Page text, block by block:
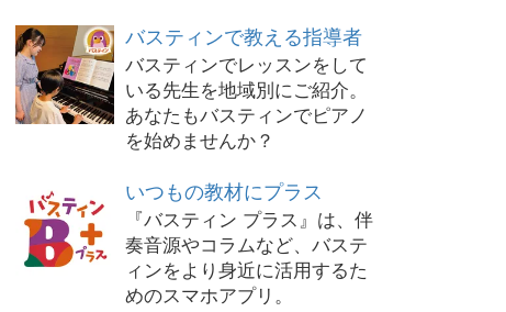
バスティンで教える指導者
バスティンでレッスンをして
いる先生を地域別にご紹介。
あなたもバスティンでピアノ
を始めませんか？
いつもの教材にプラス
『バスティン プラス』は、伴
奏音源やコラムなど、バステ
ィンをより身近に活用するた
めのスマホアプリ。